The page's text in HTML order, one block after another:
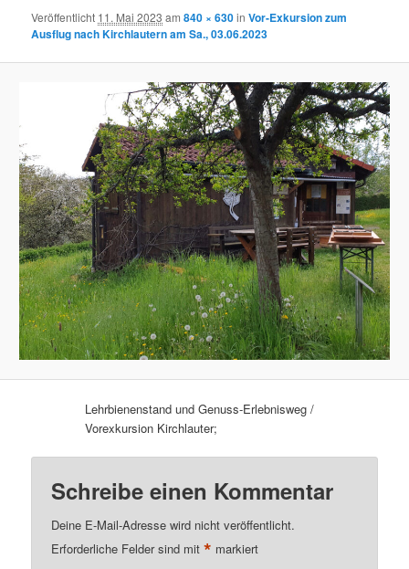
Veröffentlicht 11. Mai 2023 am840 × 630inVor-Exkursion zum
Ausflug nach Kirchlautern am Sa., 03.06.2023
Lehrbienenstand und Genuss-Erlebnisweg /
Vorexkursion Kirchlauter;
Schreibe einen Kommentar
Deine E-Mail-Adresse wird nicht veröffentlicht.
Erforderliche Felder sind mit* markiert